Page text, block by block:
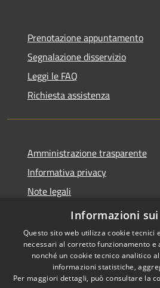
Prenotazione appuntamento
Segnalazione disservizio
Leggi le FAQ
Richiesta assistenza
Amministrazione trasparente
Informativa privacy
Note legali
Dichiarazione di accessibilità
Informazioni
Questo sito web utilizza cookie tecnici
necessari al corretto funzionamento e
nonché un cookie tecnico analitico
informazioni statistiche,
Per maggiori dettagli, può consultare la